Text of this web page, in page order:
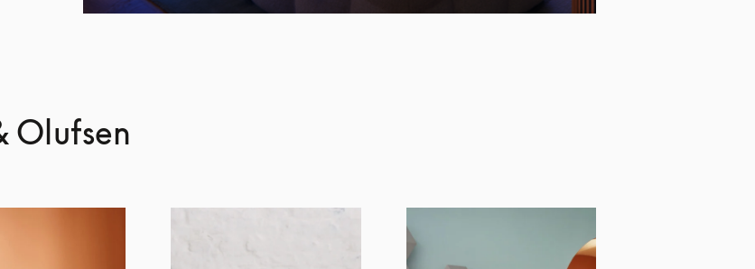
Olufsen